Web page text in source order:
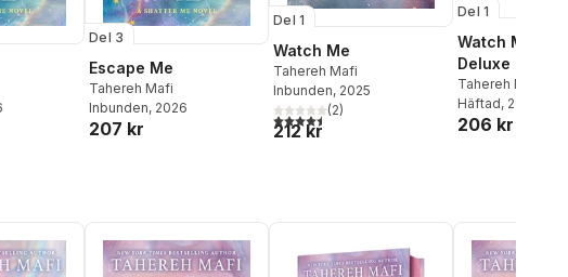
Del 3
Escape Me
Tahereh Mafi
Inbunden, 2026
207 kr
Del 1
Watch Me
Tahereh Mafi
Inbunden, 2025
4,5utav 5 stjärnor. Totalt antal röster:
(2)
212 kr
Del 1
Watch Me
Deluxe
Tahereh Mafi
Häftad, 2026
206 kr